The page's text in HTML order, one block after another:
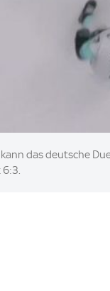
das deutsche
6:3.